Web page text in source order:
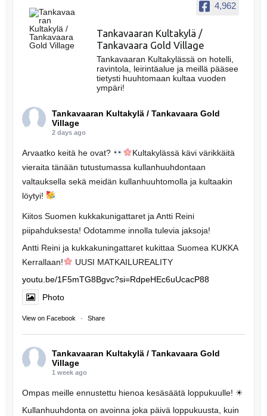
4,962
Tankavaaran Kultakylä /
Tankavaara Gold Village
Tankavaaran Kultakylässä on hotelli,
ravintola, leirintäalue ja meillä pääsee
tietysti huuhtomaan kultaa vuoden
ympäri!
Tankavaaran Kultakylä / Tankavaara Gold
Village
2 days ago
Arvaatko keitä he ovat?
Kultakylässä kävi värikkäitä
vieraita tänään tutustumassa kullanhuuhdontaan
valtauksella sekä meidän kullanhuuhtomolla ja kultaakin
löytyi!
Kiitos Suomen kukkakunigattaret ja Antti Reini
piipahduksesta! Odotamme innolla tulevia jaksoja!
Antti Reini ja kukkakuningattaret kukittaa Suomea KUKKA
Kerrallaan!
UUSI MATKAILUREALITY
youtu.be/1F5mTG8Bgvc?si=RdpeHEc6uUcacP88
Photo
View on Facebook · Share
Tankavaaran Kultakylä / Tankavaara Gold
Village
1 week ago
Ompas meille ennustettu hienoa kesäsäätä loppukuulle! ☀
Kullanhuuhdonta on avoinna joka päivä loppukuusta, kuin